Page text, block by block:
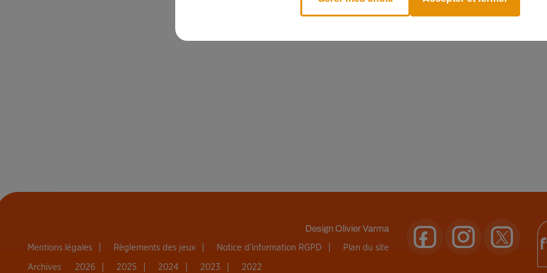
DesignOlivier Varma
Mentions légales Règlements des jeux Notice d’information RGPD Plan du site
Archives 2026 2025 2024 2023 2022